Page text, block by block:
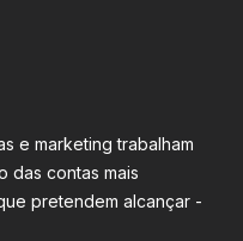
e marketing trabalham
das contas mais
pretendem alcançar -